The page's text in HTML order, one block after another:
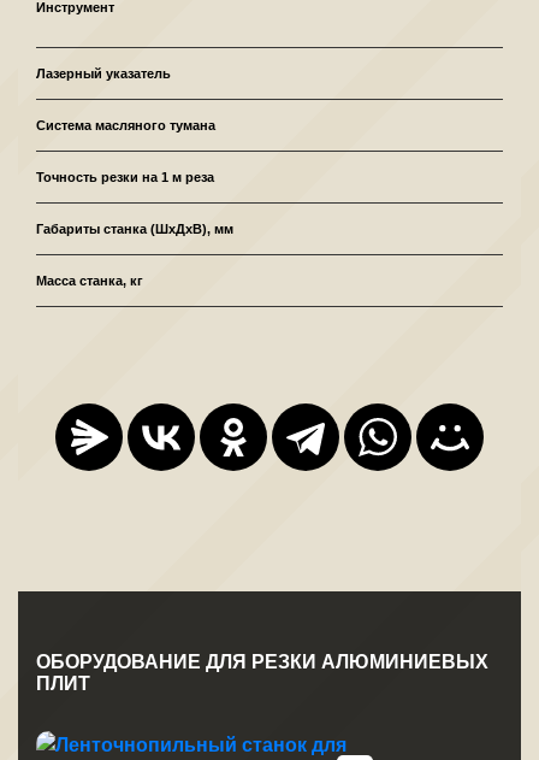
Инструмент
Лазерный указатель
Система масляного тумана
Точность резки на 1 м реза
Габариты станка (ШхДхВ), мм
Масса станка, кг
ОБОРУДОВАНИЕ ДЛЯ РЕЗКИ АЛЮМИНИЕВЫХ
ПЛИТ